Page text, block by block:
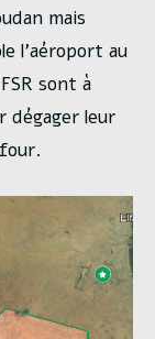
mais
l’aéroport au
sont à
dégager leur